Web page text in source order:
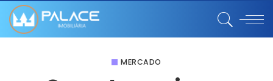
MERCADO